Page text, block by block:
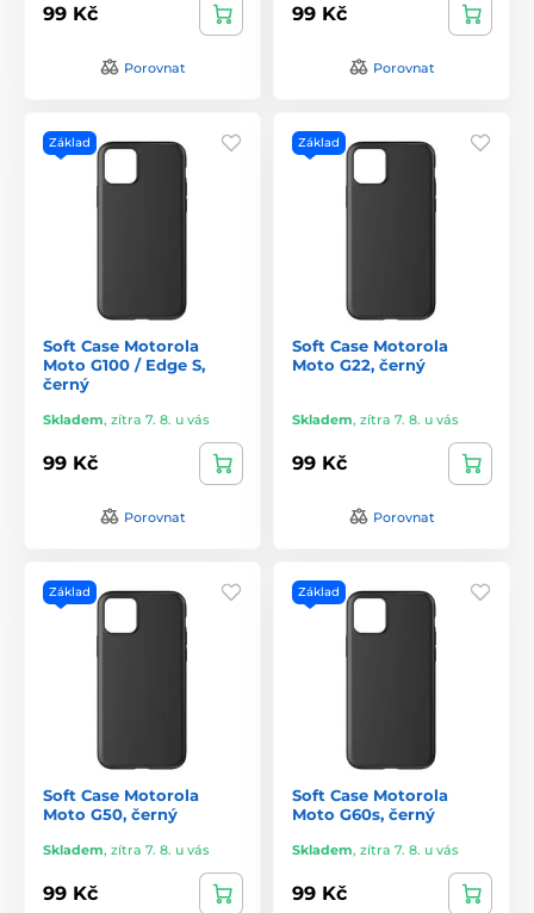
99 Kč
Porovnat
99 Kč
Porovnat
Základ
Soft Case Motorola
Moto G100 / Edge S,
černý
Skladem, zítra 7. 8. u vás
99 Kč
Porovnat
Základ
Soft Case Motorola
Moto G22, černý
Skladem, zítra 7. 8. u vás
99 Kč
Porovnat
Základ
Soft Case Motorola
Moto G50, černý
Skladem, zítra 7. 8. u vás
99 Kč
Základ
Soft Case Motorola
Moto G60s, černý
Skladem, zítra 7. 8. u vás
99 Kč